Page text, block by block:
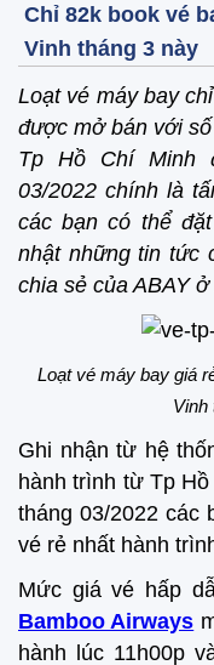
Chỉ 82k book vé
Vinh tháng 3 này
Loạt vé máy bay
được mở bán với
Tp Hồ Chí Minh
03/2022 chính là
các bạn có thể
nhật những tin tức
chia sẻ của ABAY
Loạt vé máy bay giá
Vinh
Ghi nhận từ hệ
hành trình từ Tp
tháng 03/2022 các
vé rẻ nhất hành
Mức giá vé hấp
Bamboo Airways
hành lúc 11h00p